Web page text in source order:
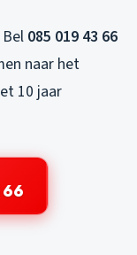
Bel 085 019 43 66
naar het
10 jaar
66